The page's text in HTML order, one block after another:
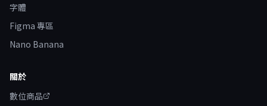
字體
Figma 專區
Nano Banana
關於
數位商品